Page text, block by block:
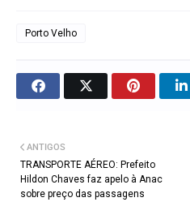
Porto Velho
ANTIGOS
TRANSPORTE AÉREO: Prefeito
Hildon Chaves faz apelo à Anac
sobre preço das passagens